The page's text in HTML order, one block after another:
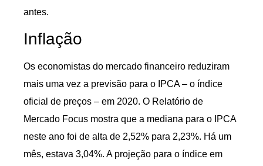
antes.
Inflação
Os economistas do mercado financeiro reduziram
mais uma vez a previsão para o IPCA – o índice
oficial de preços – em 2020. O Relatório de
Mercado Focus mostra que a mediana para o IPCA
neste ano foi de alta de 2,52% para 2,23%. Há um
mês, estava 3,04%. A projeção para o índice em